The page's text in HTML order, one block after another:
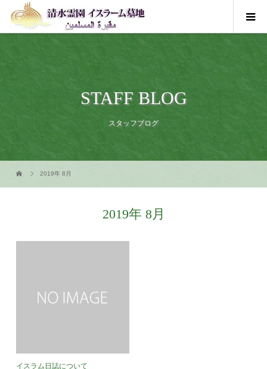
STAFF BLOG
スタッフブログ
2019年 8月
2019年 8月
イスラム日誌について